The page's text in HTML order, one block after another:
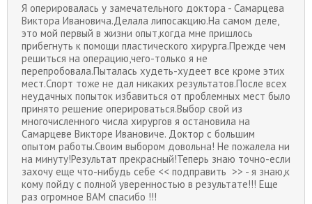
Я оперировалась у замечательного доктора - Самарцева
Виктора Ивановича.Делала липосакцию.На самом деле,
это мой первый в жизни опыт,когда мне пришлось
прибегнуть к помощи пластического хирурга.Прежде чем
решиться на операцию,чего-только я не
перепробовала.Пыталась худеть-худеет все кроме этих
мест.Спорт тоже не дал никаких результатов.После всех
неудачных попыток избавиться от проблемных мест было
принято решение оперироваться.Выбор свой из
многочисленного числа хирургов я остановила на
Самарцеве Викторе Ивановиче. Доктор с большим
опытом работы.Своим выбором довольна! Не пожалела ни
на минуту!Результат прекрасный!Теперь знаю точно-если
захочу еще что-нибудь себе << подправить >> - я знаю,к
кому пойду с полной уверенностью в результате!!! Еще
раз огромное ВАМ спасибо !!!